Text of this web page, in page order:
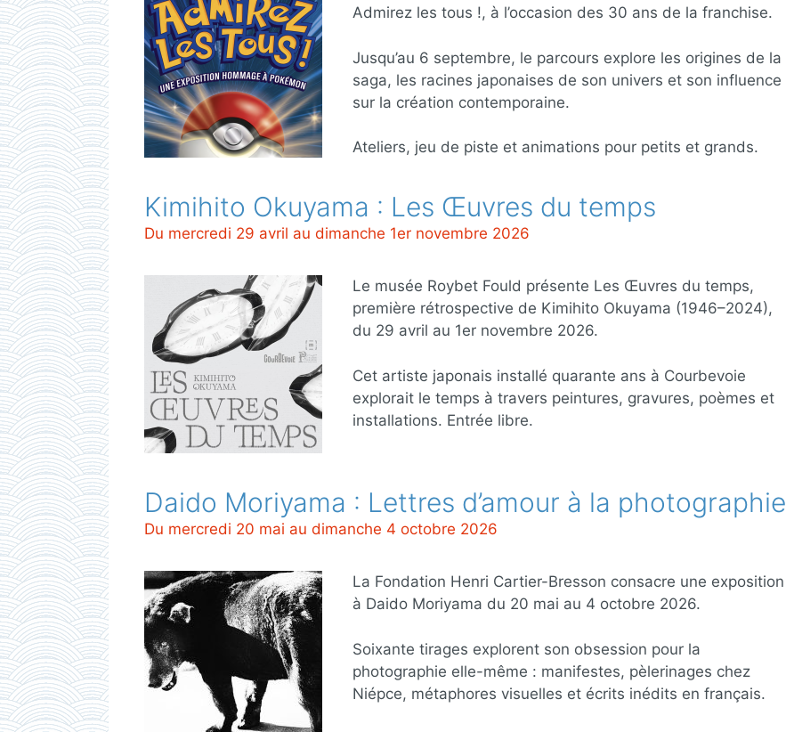
Admirez les tous !, à l’occasion des 30 ans de la franchise.
Jusqu’au 6 septembre, le parcours explore les origines de la
saga, les racines japonaises de son univers et son influence
sur la création contemporaine.
Ateliers, jeu de piste et animations pour petits et grands.
Kimihito Okuyama : Les Œuvres du temps
Du mercredi 29 avril au dimanche 1er novembre 2026
Le musée Roybet Fould présente Les Œuvres du temps,
première rétrospective de Kimihito Okuyama (1946–2024),
du 29 avril au 1er novembre 2026.
Cet artiste japonais installé quarante ans à Courbevoie
explorait le temps à travers peintures, gravures, poèmes et
installations. Entrée libre.
Daido Moriyama : Lettres d’amour à la photographie
Du mercredi 20 mai au dimanche 4 octobre 2026
La Fondation Henri Cartier-Bresson consacre une exposition
à Daido Moriyama du 20 mai au 4 octobre 2026.
Soixante tirages explorent son obsession pour la
photographie elle-même : manifestes, pèlerinages chez
Niépce, métaphores visuelles et écrits inédits en français.